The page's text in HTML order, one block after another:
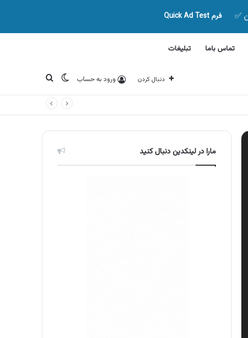
فرم Quick Ad Test
تماس باما تبلیغات
دنبال کردن ورود به حساب تغییر پوسته
جستجو برای
مارا در لینکدین دنبال کنید